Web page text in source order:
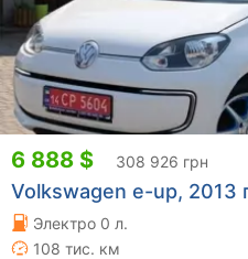
6 888 $ 308 926 грн
Volkswagen e-up, 2013
Электро 0 л.
108 тис. км